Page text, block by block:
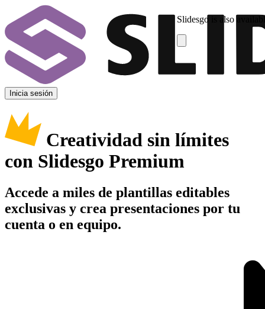
Slidesgo is also
Inicia sesión
Creatividad sin límites
con Slidesgo Premium
Accede a miles de plantillas editables
exclusivas y crea presentaciones por tu
cuenta o en equipo.